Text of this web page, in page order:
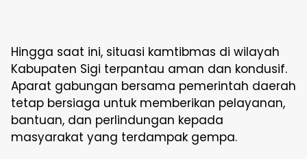
Hingga saat ini, situasi kamtibmas di wilayah
Kabupaten Sigi terpantau aman dan kondusif.
Aparat gabungan bersama pemerintah daerah
tetap bersiaga untuk memberikan pelayanan,
bantuan, dan perlindungan kepada
masyarakat yang terdampak gempa.